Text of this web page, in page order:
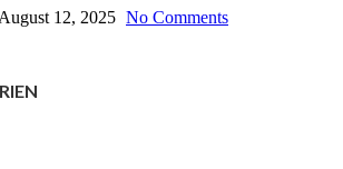
August 12, 2025 No Comments